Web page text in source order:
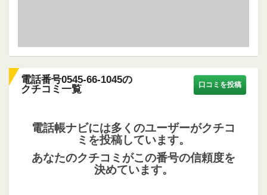
電話番号0545-66-1045の
クチコミ一覧
口コミを投稿
電話帳ナビには多くのユーザーがクチコ
ミを投稿しています。
あなたのクチコミがこの番号の信頼度を
決めています。